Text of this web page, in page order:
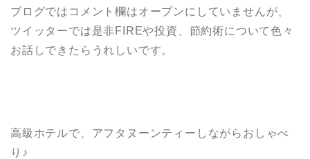
ブログではコメント欄はオープンにしていませんが、
ツイッターでは是非FIREや投資、節約術について色々
お話しできたらうれしいです。
高級ホテルで、アフタヌーンティーしながらおしゃべ
り♪